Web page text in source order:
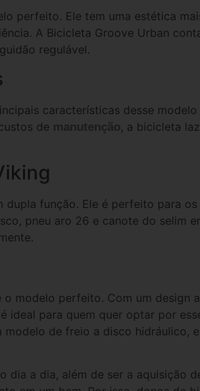
perfeito. Ele tem uma estética
A Bicicleta Groove Urban
regulável.
características desse
de manutenção, a bicicleta
função. Ele é perfeito para
pneu aro 26 e canote do selim
o modelo perfeito. Com um design
ideal para quem quer optar por
de freio a disco hidráulico,
a dia, além de ser a aquisição